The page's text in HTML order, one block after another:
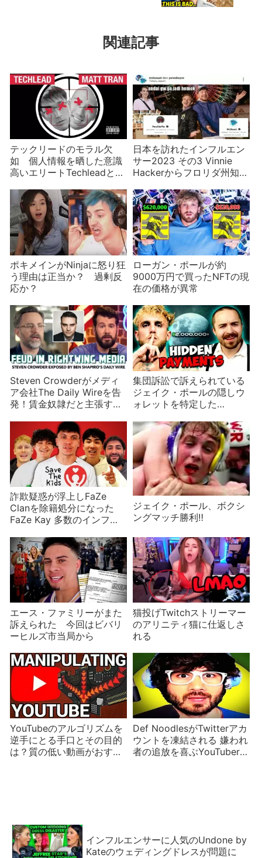
関連記事
テックリードのモラル欠
如 個人情報を晒した意識
高いエリートTechleadと
日本を訪れたインフルエン
サー2023 その3 Vinnie
Hackerからフロリダ州知事
ポキメインがNinjaに怒り狂
う理由は正当か？ 過剰反
応か？
ローガン・ポールが約
9000万円で買ったNFTの現
在の価格が異常
Steven Crowderがメディ
ア会社The Daily Wireを告
発！賃金奴隷だと主張する
集団訴訟で訴えられている
ジェイク・ポールの隠しウ
ォレットを特定した
詐欺疑惑が浮上しFaZe
Clanを除籍処分になった
FaZe Kay 多数のインフル
も
ジェイク・ポール、ボクシ
ングマッチ勝利‼
エース・ファミリーがまた
訴えられた 今回はビバリ
ーヒルズ市当局から
猫投げTwitchストリーマー
のアリニティ猫に仕返しさ
れる
YouTubeのアルゴリズムを
逆手にとる手口とその目的
は？質の低い動画がおすす
Def NoodlesがTwitterアカ
ウントを凍結される 嫌われ
者の追放を喜ぶYouTuberも
インフルエンサーに人気のUndone by
Kateのウェディングドレスが問題に